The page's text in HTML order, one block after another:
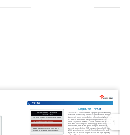
1